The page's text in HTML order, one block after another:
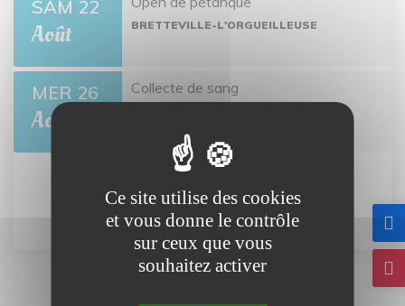
SAM 22
Août BRETTEVILLE-L'ORGUEILLEUSE
MER 26
Août
Collecte de sang
Tout l'agenda
Ce site utilise des cookies
et vous donne le contrôle
sur ceux que vous
souhaitez activer